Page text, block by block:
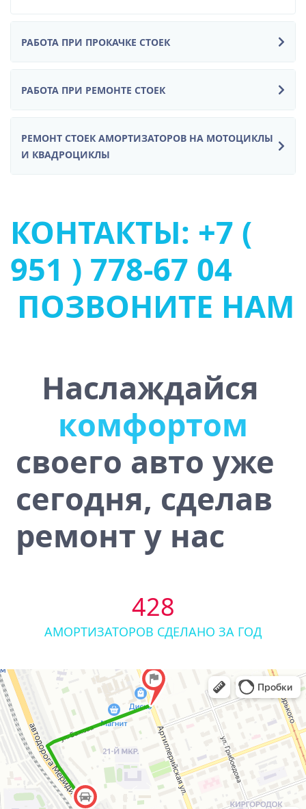
РАБОТА ПРИ ПРОКАЧКЕ СТОЕК
РАБОТА ПРИ РЕМОНТЕ СТОЕК
РЕМОНТ СТОЕК АМОРТИЗАТОРОВ НА МОТОЦИКЛЫ
И КВАДРОЦИКЛЫ
КОНТАКТЫ: +7 (
951 ) 778-67 04
ПОЗВОНИТЕ НАМ
Наслаждайся
р т о м
усточиво с
своего авто уже
сегодня, сделав
ремонт у нас
428
АМОРТИЗАТОРОВ СДЕЛАНО ЗА ГОД